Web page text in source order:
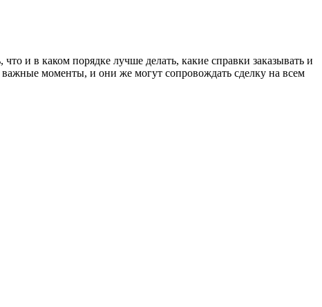
и в каком порядке лучше делать, какие справки заказывать и
важные моменты, и они же могут сопровождать сделку на всем